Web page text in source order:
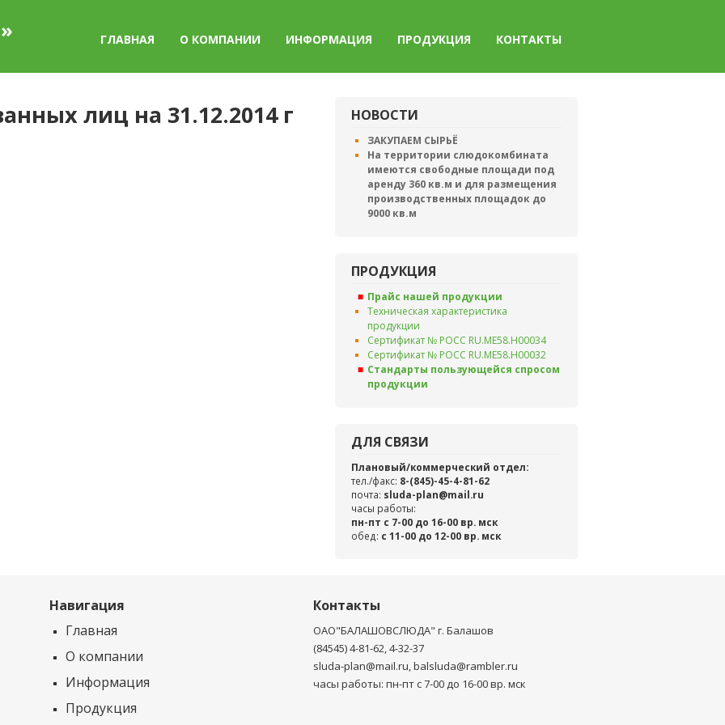
ГЛАВНАЯ О КОМПАНИИ ИНФОРМАЦИЯ ПРОДУКЦИЯ КОНТАКТЫ
лиц на 31.12.2014 г НОВОСТИ
ЗАКУПАЕМ СЫРЬЁ
На территории слюдокомбината
имеются свободные площади под
аренду 360 кв.м и для размещения
производственных площадок до
9000 кв.м
ПРОДУКЦИЯ
Прайс нашей продукции
Техническая характеристика
продукции
Сертификат № РОСС RU.ME58.H00034
Сертификат № РОСС RU.ME58.H00032
Стандарты пользующейся спросом
продукции
ДЛЯ СВЯЗИ
Плановый/коммерческий отдел:
тел./факс: 8-(845)-45-4-81-62
почта: sluda-plan@mail.ru
часы работы:
пн-пт с 7-00 до 16-00 вр. мск
обед: c 11-00 до 12-00 вр. мск
Навигация
Главная
О компании
Информация
Продукция
Контакты
ОАО"БАЛАШОВСЛЮДА" г. Балашов
(84545) 4-81-62, 4-32-37
sluda-plan@mail.ru, balsluda@rambler.ru
часы работы: пн-пт с 7-00 до 16-00 вр. мск